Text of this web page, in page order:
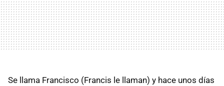
Se llama Francisco (Francis le llaman) y hace unos días